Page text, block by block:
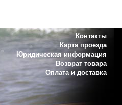
Контакты
Карта проезда
Юридическая информация
Возврат товара
Оплата и доставка